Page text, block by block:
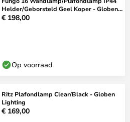
Helder/Geborsteld Geel Koper - Globen
Lightin
€ 198,00
Op voorraad
Ritz Plafondlamp Clear/Black - Globen
Lighting
€ 169,00